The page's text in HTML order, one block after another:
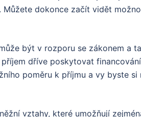
dokonce začít vidět
být v rozporu se zákonem a
dříve poskytovat
poměru k příjmu a vy byste
vztahy, které umožňují